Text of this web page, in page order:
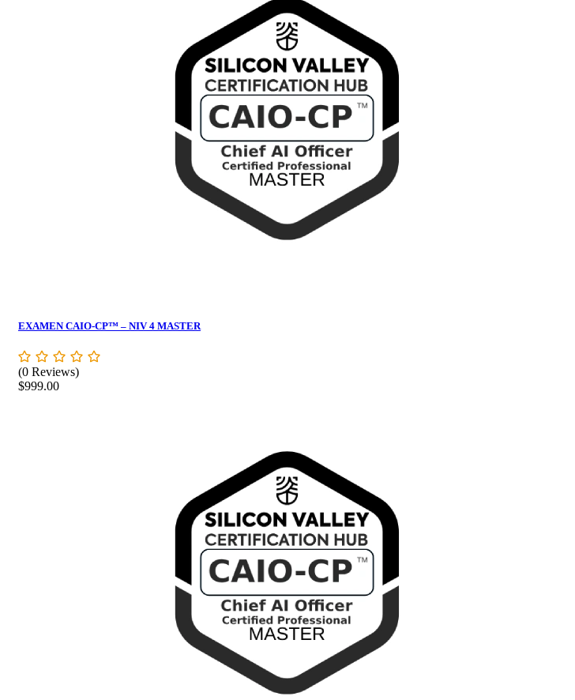
EXAMEN CAIO-CP™ – NIV 4 MASTER
(0 Reviews)
$999.00